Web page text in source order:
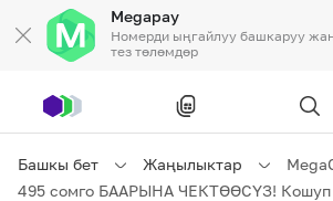
Megapay
Номерди ыңгайлуу башкаруу
тез төлөмдөр
Башкы бет Жаңылыктар
495 сомго БААРЫНА ЧЕКТӨӨСҮЗ! Кошуп